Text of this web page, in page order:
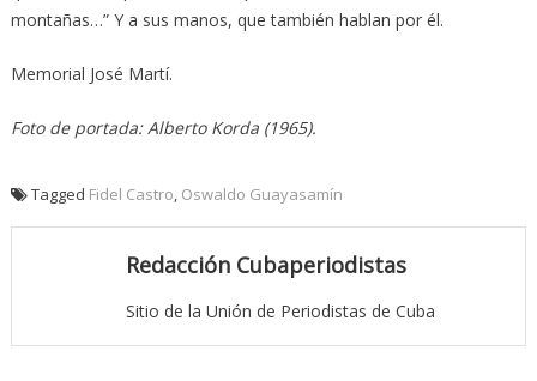
montañas…” Y a sus manos, que también hablan por él.
Memorial José Martí.
Foto de portada: Alberto Korda (1965).
Tagged Fidel Castro, Oswaldo Guayasamín
Redacción Cubaperiodistas
Sitio de la Unión de Periodistas de Cuba